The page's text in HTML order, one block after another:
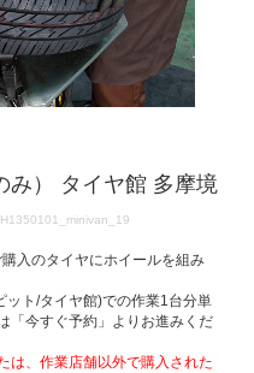
み） タイヤ館 多摩境
入のタイヤにホイールを組み
ット/タイヤ館)での作業1台分単
「今すぐ予約」よりお進みくだ
は、作業店舗以外で購入された